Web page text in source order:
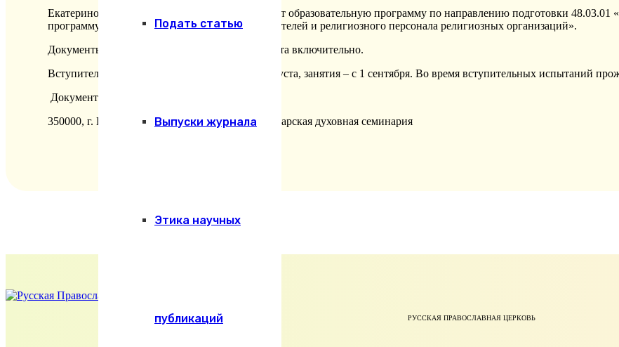
Подать статью
Выпуски журнала
Этика научных
публикаций
Екатеринодарская духовная семинария реализует образовательную программу по направлению подготовки
программу по направлению «Подготовка служителей и религиозного персонала религиозных организаций».
Документы принимаются с 20 июня до 10 августа включительно.
Вступительные испытания начинаются с 14 августа, занятия – с 1 сентября. Во время вступительных испытаний
Документы принимаются по адресу:
350000, г. Краснодар, ул. Фрунзе 67, Екатеринодарская духовная семинария
РУССКАЯ ПРАВОСЛАВНАЯ ЦЕРКОВЬ